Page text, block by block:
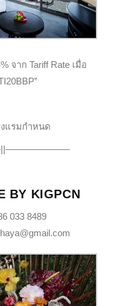
จาก Tariff Rate เมื่อ
แรมกำหนด
BY KIGPCN
033 8489